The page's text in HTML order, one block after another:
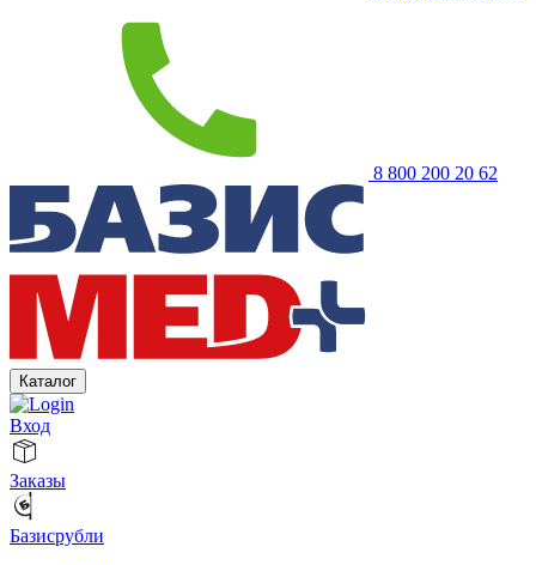
8 800 200 20 62
Каталог
Вход
Заказы
Базисрубли